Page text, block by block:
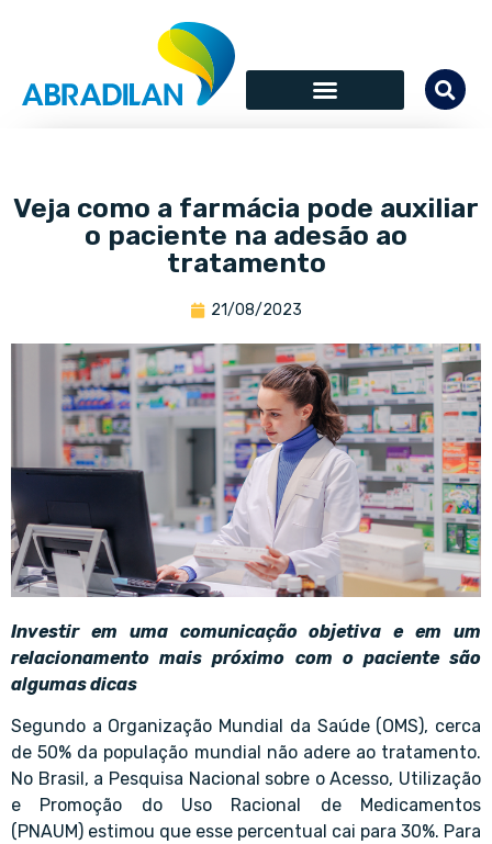
Veja como a farmácia pode auxiliar
o paciente na adesão ao
tratamento
21/08/2023
Investir em uma comunicação objetiva e em um
relacionamento mais próximo com o paciente são
algumas dicas
Segundo a Organização Mundial da Saúde (OMS), cerca
de 50% da população mundial não adere ao tratamento.
No Brasil, a Pesquisa Nacional sobre o Acesso, Utilização
e Promoção do Uso Racional de Medicamentos
(PNAUM) estimou que esse percentual cai para 30%. Para